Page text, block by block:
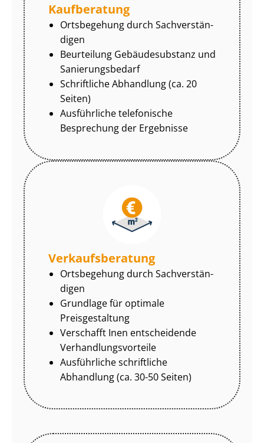
Kaufberatung
Ortsbegehung durch Sach­ver­stän­
di­gen
Beurteilung Gebäudesubstanz und
Sa­nie­rungs­be­darf
Schriftliche Abhandlung (ca. 20
Seiten)
Ausführliche telefonische
Besprechung der Ergebnisse
Ver­kaufs­be­ra­tung
Ortsbegehung durch Sach­ver­stän­
di­gen
Grundlage für optimale
Preisgestaltung
Verschafft Inen entscheidende
Ver­hand­lungs­vor­tei­le
Ausführliche schriftliche
Abhandlung (ca. 30-50 Seiten)